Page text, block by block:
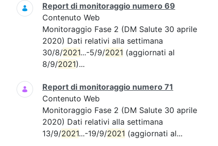
Report di monitoraggio numero 69
Contenuto Web
Monitoraggio Fase 2 (DM Salute 30 aprile
2020) Dati relativi alla settimana
30/8/2021...-5/9/2021 (aggiornati al
8/9/2021)...
Report di monitoraggio numero 71
Contenuto Web
Monitoraggio Fase 2 (DM Salute 30 aprile
2020) Dati relativi alla settimana
13/9/2021...-19/9/2021 (aggiornati al...